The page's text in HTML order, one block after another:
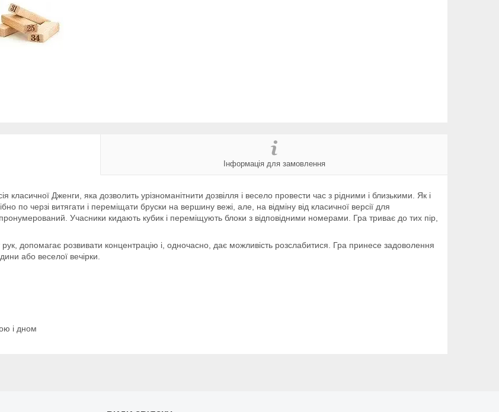
Інформація для замовлення
класичної Дженги, яка дозволить урізноманітнити дозвілля і весело провести час з рідними і близькими. Як і
по черзі витягати і переміщати бруски на вершину вежі, але, на відміну від класичної версії для
Учасники кидають кубик і переміщують блоки з відповідними номерами. Гра триває до тих пір,
допомагає розвивати концентрацію і, одночасно, дає можливість розслабитися. Гра принесе задоволення
або веселої вечірки.
і дном